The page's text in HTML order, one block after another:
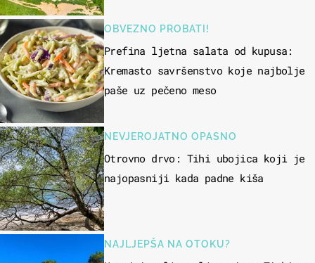
OBVEZNO PROBATI!
Prefina ljetna salata od kupusa:
Kremasto savršenstvo koje najbolje
paše uz pečeno meso
NEVJEROJATNO OPASNO
Otrovno drvo: Tihi ubojica koji je
najopasniji kada padne kiša
NAJLJEPŠA NA OTOKU?